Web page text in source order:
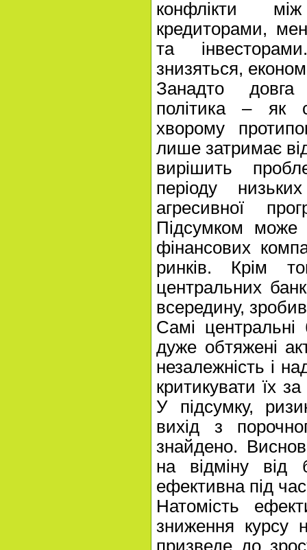
конфлікти
кредиторами,
та
знизяться,
Занадто довга
політика – як
хворому
лише затримає
вирішить
періоду
агресивної
Підсумком може
фінансових
ринків. Крім
центральних
всередину,
Самі
дуже обтяжені
незалежність і
критикувати їх
У підсумку,
вихід з
знайдено.
на відміну від
ефективна під
Натомість
зниження курсу
призведе до